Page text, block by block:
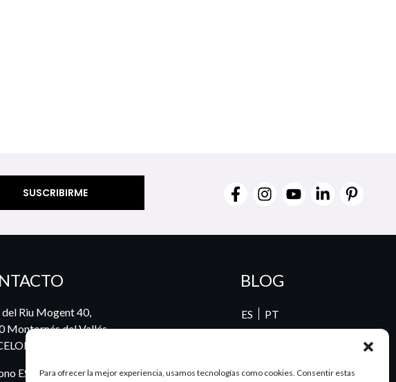
Para ofrecer la mejor experiencia, usamos tecnologías como cookies. Consentir estas
del Riu Mogent 40,
Montornés del Vallés,
ES: 935 722 600
BLOG
ES PT